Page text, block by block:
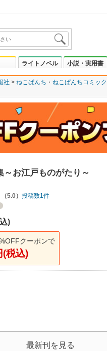
ライトノベル 小説・実用書
社 ねこぱんち ねこぱんちコミッ
～お江戸ものがたり～
（5.0） 投稿数1件
)
クーポンで
税込)
最新刊を見る